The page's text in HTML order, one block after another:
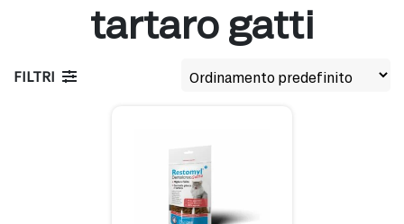
tartaro gatti
FILTRI